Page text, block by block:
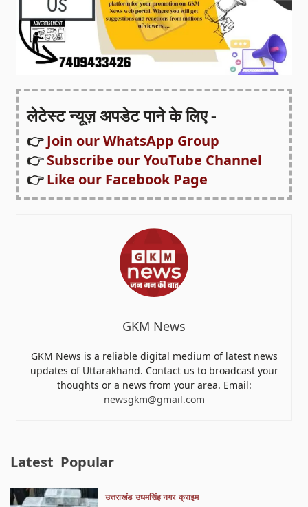
लेटेस्ट न्यूज़ अपडेट पाने के लिए -
👉Join our WhatsApp Group
👉Subscribe our YouTube Channel
👉Like our Facebook Page
GKM News
GKM News is a reliable digital medium of latest news
updates of Uttarakhand. Contact us to broadcast your
thoughts or a news from your area. Email:
newsgkm@gmail.com
Latest Popular
उत्तराखंड उधमसिंह नगर क्राइम